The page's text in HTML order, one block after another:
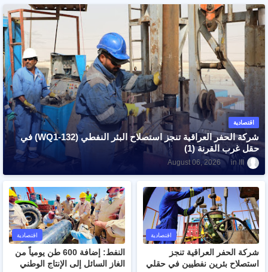
اقتصادية
شركة الحفر العراقية تنجز استصلاح البئر النفطي (WQ1-132) في
حقل غرب القرنة (1)
ااا August 06, 2026
اقتصادية
شركة الحفر العراقية تنجز
استصلاح بئرين نفطيين في حقلي
اقتصادية
النفط: إضافة 600 طن يومياً من
الغاز السائل إلى الإنتاج الوطني